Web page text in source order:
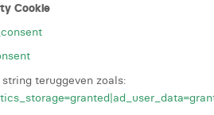
Cookie
teruggeven zoals: